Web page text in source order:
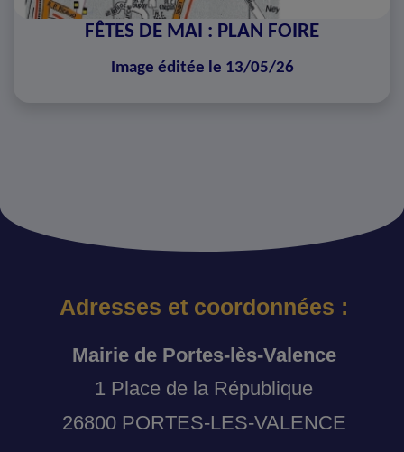
FÊTES DE MAI : PLAN FOIRE
Image éditée le 13/05/26
Adresses et coordonnées :
Mairie de Portes-lès-Valence
1 Place de la République
26800 PORTES-LES-VALENCE